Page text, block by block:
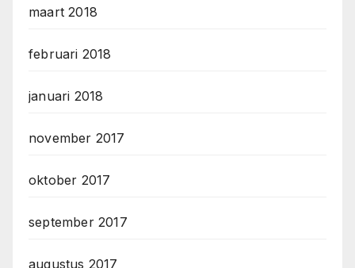
maart 2018
februari 2018
januari 2018
november 2017
oktober 2017
september 2017
augustus 2017